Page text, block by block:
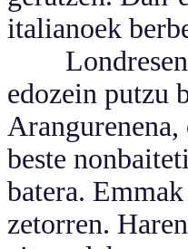
italianoek
Londresen
edozein putzu
beste
batera.
zetorren.